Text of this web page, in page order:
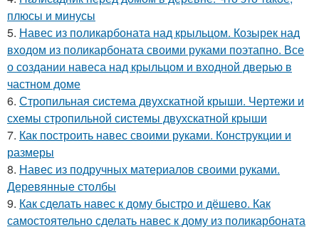
плюсы и минусы
5. Навес из поликарбоната над крыльцом. Козырек над
входом из поликарбоната своими руками поэтапно. Все
о создании навеса над крыльцом и входной дверью в
частном доме
6. Стропильная система двухскатной крыши. Чертежи и
схемы стропильной системы двухскатной крыши
7. Как построить навес своими руками. Конструкции и
размеры
8. Навес из подручных материалов своими руками.
Деревянные столбы
9. Как сделать навес к дому быстро и дёшево. Как
самостоятельно сделать навес к дому из поликарбоната